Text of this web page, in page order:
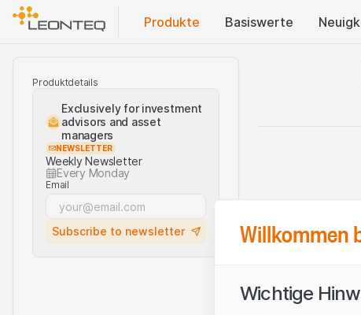
Produkte Basis​werte
Produktdetails
Exclusively for investment
advisors and asset
managers
NEWSLETTER
Weekly Newsletter
Every Monday
Email
Subscribe to newsletter Willkommen
Wichtige